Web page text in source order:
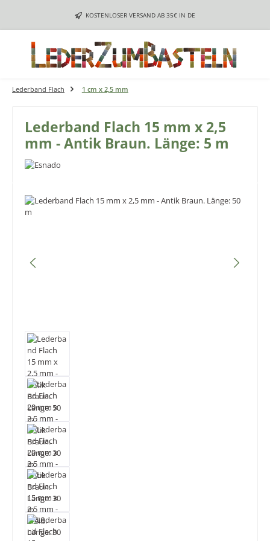
Zum Hauptinhalt springenKOSTENLOSER VERSAND AB 35€ IN DE
Lederband Flach 1 cm x 2,5 mm
Lederband Flach 15 mm x 2,5
mm - Antik Braun. Länge: 5 m
Bildergalerie überspringen